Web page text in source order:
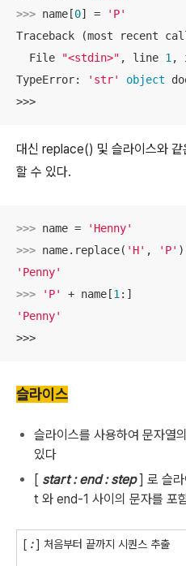
>>> name[0] =
'P'
Traceback (most recent
  File
"<stdin>" , line 1 ,
TypeError:
'str' object
>>>
대신 replace() 및 슬라이스와 같
할 수 있다.
>>> name =
'Henny'
>>> name.replace( 'H' , 'P'
'Penny'
>>>
'P' + name[1
'Penny'
>>>
슬라이스
슬라이스를 사용하여 문자열
있다
[ start : end : step] 로 슬라
t 와 end-1 사이의 문자를 포
[ : ] 처음부터 끝까지 시퀀스 추출